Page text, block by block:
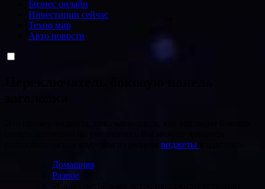
Бизнес онлайн
Инвестиции сейчас
Техно мир
Авто новости
виджеты
Домашняя
Разное